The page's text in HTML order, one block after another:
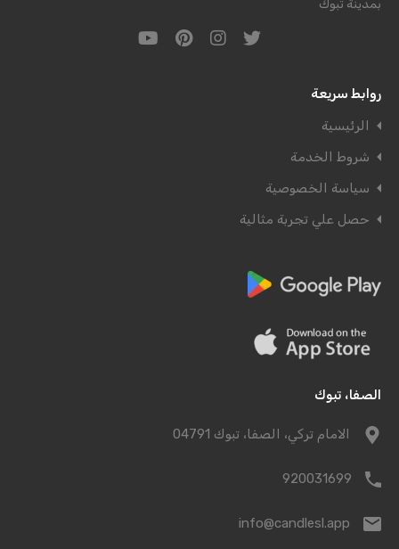
بمدينة تبوك
روابط سريعة
الرئيسية
شروط الخدمة
سياسة الخصوصية
حصل علي تجربة مثالية
الصفا، تبوك
الامام تركي، الصفا، تبوك 04791
920031699
info@candlesl.app